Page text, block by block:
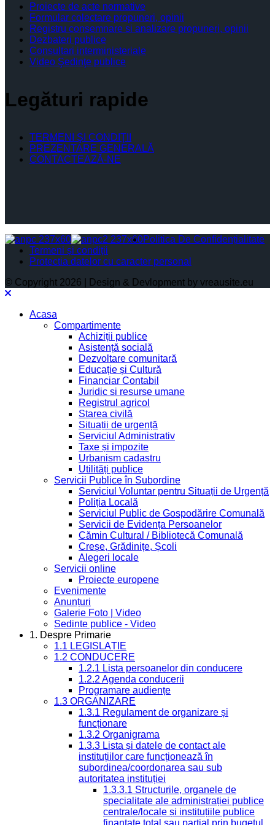
Proiecte de acte normative
Formular colectare propuneri, opinii
Registru consemnare si analizare propuneri, opinii
Dezbateri publice
Consultari interministeriale
Video Şedinţe publice
Legături rapide
TERMENI ŞI CONDIŢII
PREZENTARE GENERALĂ
CONTACTEAZĂ-NE
Politica De Confidențialitate
Termeni și condiții
Protectia datelor cu caracter personal
© Copyright 2026 | Design & Devlopment by vreausite.eu
Acasa
Compartimente
Achiziții publice
Asistență socială
Dezvoltare comunitară
Educație și Cultură
Financiar Contabil
Juridic si resurse umane
Registrul agricol
Starea civilă
Situații de urgență
Serviciul Administrativ
Taxe și impozite
Urbanism cadastru
Utilități publice
Servicii Publice în Subordine
Serviciul Voluntar pentru Situații de Urgență
Poliția Locală
Serviciul Public de Gospodărire Comunală
Servicii de Evidența Persoanelor
Cămin Cultural / Bibliotecă Comunală
Creșe, Grădinițe, Școli
Alegeri locale
Servicii online
Proiecte europene
Evenimente
Anunțuri
Galerie Foto | Video
Sedinte publice - Video
1. Despre Primarie
1.1 LEGISLAȚIE
1.2 CONDUCERE
1.2.1 Lista persoanelor din conducere
1.2.2 Agenda conducerii
Programare audiențe
1.3 ORGANIZARE
1.3.1 Regulament de organizare și
funcționare
1.3.2 Organigrama
1.3.3 Lista și datele de contact ale
instituțiilor care funcționează în
subordinea/coordonarea sau sub
autoritatea instituției
1.3.3.1 Structurile, organele de
specialitate ale administrației publice
centrale/locale și instituțiile publice
finanțate total sau parțial prin bugetul